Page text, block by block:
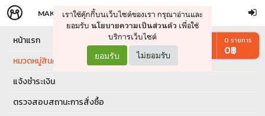
จัดการรถเข็น ดำเนินการต่อ
MAKERS STORE
เราใช้คุ๊กกี้บนเว็บไซต์ของเรา กรุณาอ่านและ
ยอมรับ นโยบายความเป็นส่วนตัว เพื่อใช้
บริการเว็บไซต์
ยอมรับ ไม่ยอมรับ
หน้าแรก
หมวดหมู่สินค้า
แจ้งชำระเงิน
ตรวจสอบสถานะการสั่งซื้อ
0 รายการ
0฿